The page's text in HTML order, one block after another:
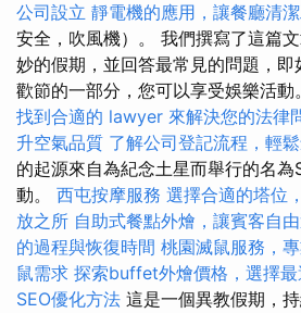
公司設立 靜電機的應用，讓餐廳清
安全，吹風機）。 我們撰寫了這篇
妙的假期，並回答最常見的問題，
歡節的一部分，您可以享受娛樂活動
找到合適的 lawyer 來解決您的法律
升空氣品質 了解公司登記流程，輕
的起源來自為紀念土星而舉行的名
動。 西屯按摩服務 選擇合適的塔位
放之所 自助式餐點外燴，讓賓客自
的過程與恢復時間 桃園滅鼠服務，
鼠需求 探索buffet外燴價格，選擇最
SEO優化方法 這是一個異教假期，